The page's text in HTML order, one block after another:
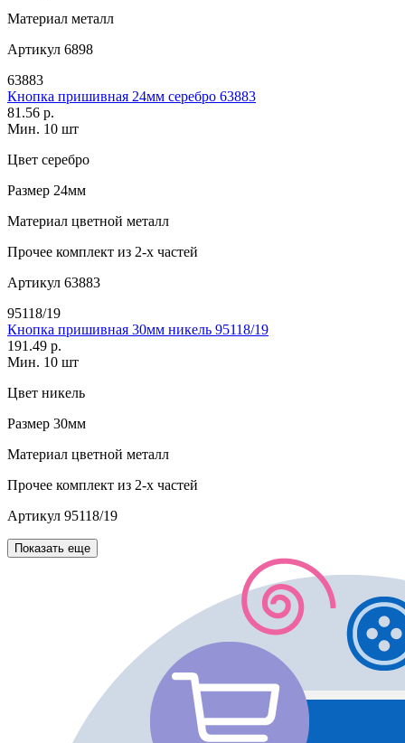
Материал металл
Артикул 6898
63883
Кнопка пришивная 24мм серебро 63883
81.56 р.
Мин. 10 шт
Цвет серебро
Размер 24мм
Материал цветной металл
Прочее комплект из 2-х частей
Артикул 63883
95118/19
Кнопка пришивная 30мм никель 95118/19
191.49 р.
Мин. 10 шт
Цвет никель
Размер 30мм
Материал цветной металл
Прочее комплект из 2-х частей
Артикул 95118/19
Показать еще